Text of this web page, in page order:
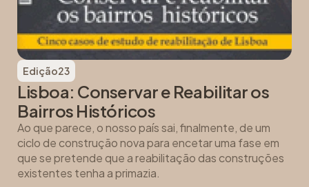
Edição23
Lisboa: Conservar e Reabilitar os
Bairros Históricos
Ao que parece, o nosso país sai, finalmente, de um
ciclo de construção nova para encetar uma fase em
que se pretende que a reabilitação das construções
existentes tenha a primazia.